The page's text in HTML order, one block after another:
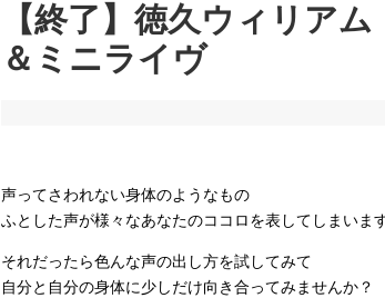
【終了】徳久ウィリア
＆ミニライヴ
声ってさわれない身体のようなもの
ふとした声が様々なあなたのココロを表してしまいま
それだったら色んな声の出し方を試してみて
自分と自分の身体に少しだけ向き合ってみませんか？